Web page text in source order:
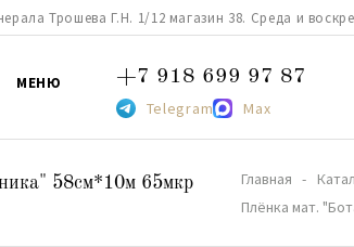
Трошева Г.Н. 1/12 магазин 38. Среда и
МЕНЮ +7 918 699 97 87
Telegram Max
58см*10м 65мкр Главная
Плёнка мат.